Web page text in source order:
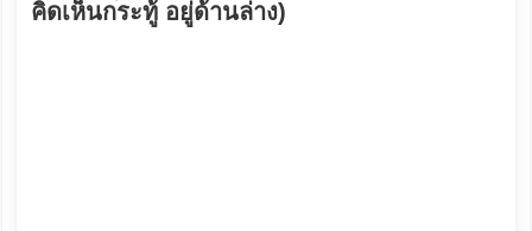
คิดเห็นกระทู้ อยู่ด้านล่าง)